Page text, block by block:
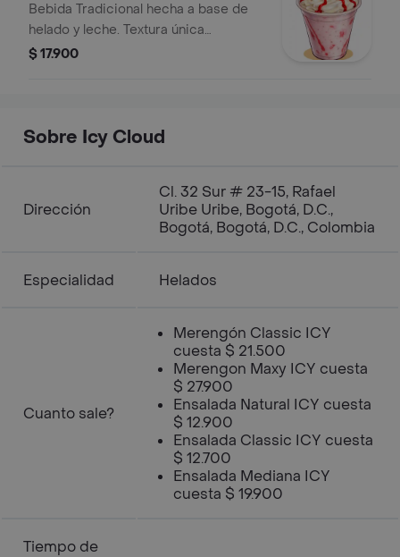
Bebida Tradicional hecha a base de
helado y leche. Textura única
acompañada de una salsa y crema
$ 17.900
Sobre Icy Cloud
Dirección
Cl. 32 Sur # 23-15, Rafael
Uribe Uribe, Bogotá, D.C.,
Bogotá, Bogotá, D.C., Colombia
Especialidad Helados
Cuanto sale?
Merengón Classic ICY
cuesta $ 21.500
Merengon Maxy ICY cuesta
$ 27.900
Ensalada Natural ICY cuesta
$ 12.900
Ensalada Classic ICY cuesta
$ 12.700
Ensalada Mediana ICY
cuesta $ 19.900
Tiempo de